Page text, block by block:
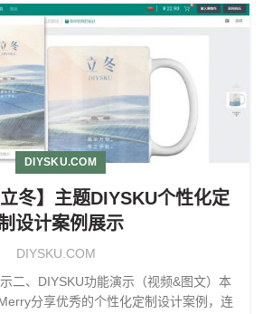
DIYSKU.COM
冬】主题DIYSKU个性化定
设计案例展示
DIYSKU.COM
二、DIYSKU功能演示（视频&图文）本
分享优秀的个性化定制设计案例，连